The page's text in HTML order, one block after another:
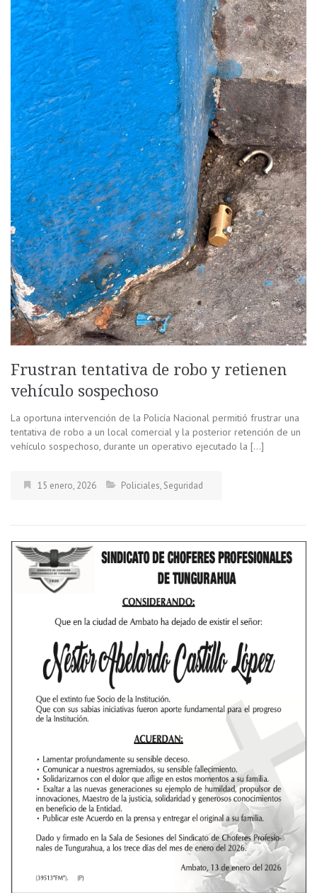
Frustran tentativa de robo y retienen
vehículo sospechoso
La oportuna intervención de la Policía Nacional permitió frustrar una
tentativa de robo a un local comercial y la posterior retención de un
vehículo sospechoso, durante un operativo ejecutado la […]
15 enero, 2026 Policiales, Seguridad